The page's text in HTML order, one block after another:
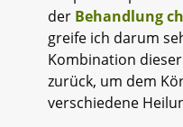
der Behandlung
greife ich darum
Kombination
zurück, um dem
verschiedene